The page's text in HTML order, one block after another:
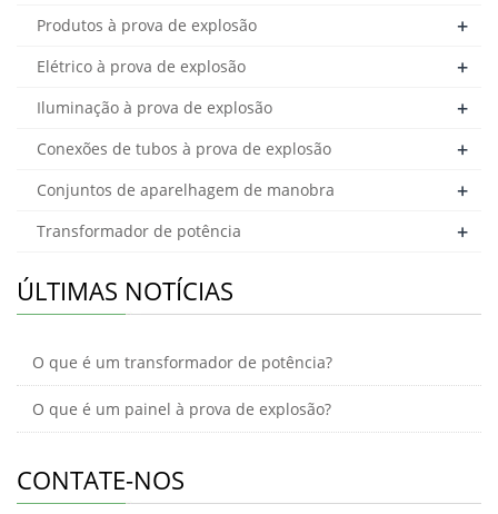
Produtos à prova de explosão +
Elétrico à prova de explosão +
Iluminação à prova de explosão +
Conexões de tubos à prova de explosão +
Conjuntos de aparelhagem de manobra +
Transformador de potência +
ÚLTIMAS NOTÍCIAS
O que é um transformador de potência?
O que é um painel à prova de explosão?
CONTATE-NOS